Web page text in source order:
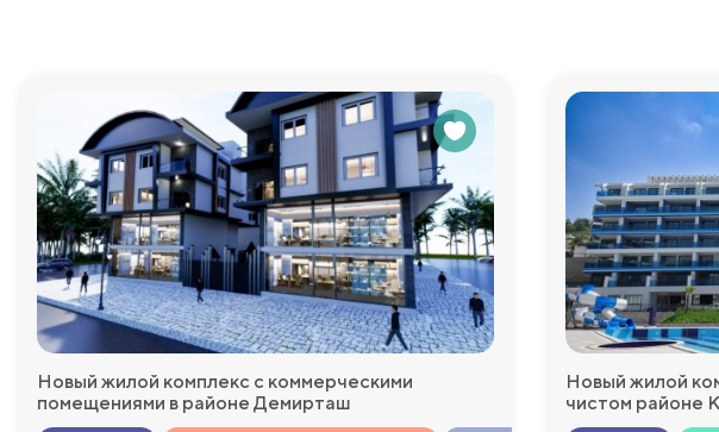
беспроцентной рассрочки на весь период строительства
июнь 2023 года.
ванными комнатами и кухонными гарнитурами.
Новый жилой комплекс с коммерческими
помещениями в районе Демирташ
Новый жилой
чистом районе